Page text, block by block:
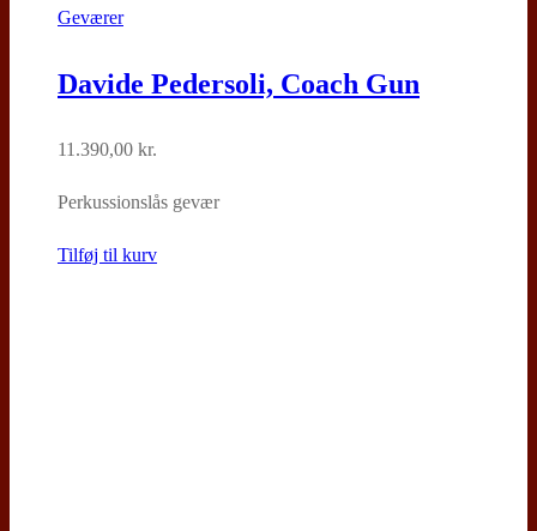
Geværer
Davide Pedersoli, Coach Gun
11.390,00 kr.
Perkussionslås gevær
Tilføj til kurv